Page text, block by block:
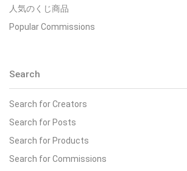
人気のくじ商品
Popular Commissions
Search
Search for Creators
Search for Posts
Search for Products
Search for Commissions